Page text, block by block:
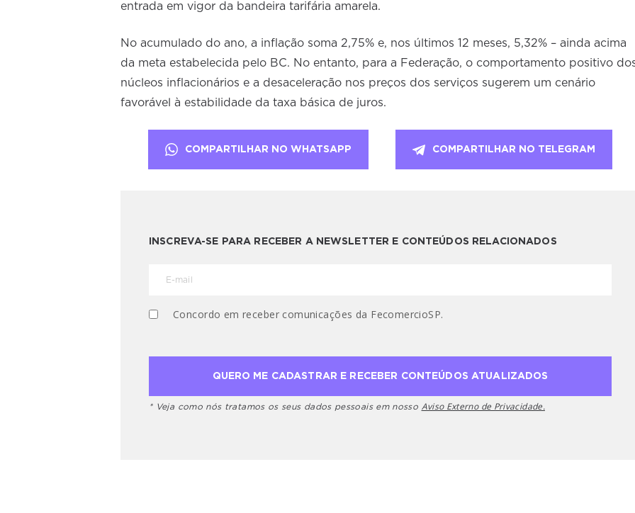
entrada em vigor da bandeira tarifária amarela.
No acumulado do ano, a inflação soma 2,75% e, nos últimos 12 meses, 5,32% – ainda acima
da meta estabelecida pelo BC. No entanto, para a Federação, o comportamento positivo
núcleos inflacionários e a desaceleração nos preços dos serviços sugerem um cenário
favorável à estabilidade da taxa básica de juros.
COMPARTILHAR NO WHATSAPP COMPARTILHAR NO TELEGRAM
INSCREVA-SE PARA RECEBER A NEWSLETTER E CONTEÚDOS RELACIONADOS
Concordo em receber comunicações da FecomercioSP.
* Veja como nós tratamos os seus dados pessoais em nosso Aviso Externo de Privacidade.